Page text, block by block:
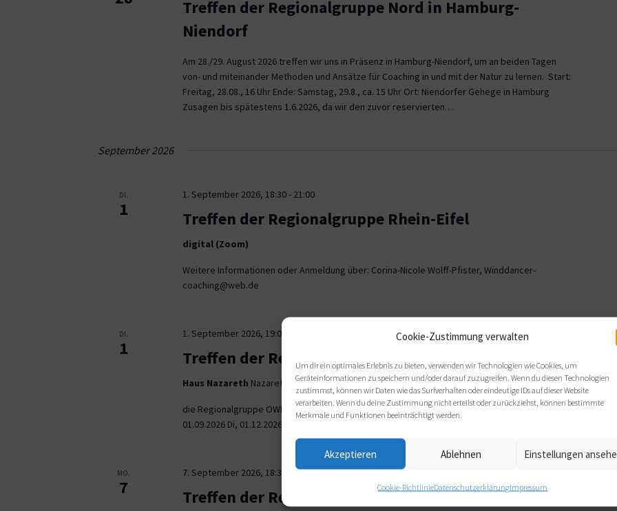
Cookie-Zustimmung verwalten
Um dir ein optimales Erlebnis zu bieten, verwenden wir Technologien wie Cookies, um
Geräteinformationen zu speichern und/oder darauf zuzugreifen. Wenn du diesen Technologien
zustimmst, können wir Daten wie das Surfverhalten oder eindeutige IDs auf dieser Website
verarbeiten. Wenn du deine Zustimmung nicht erteilst oder zurückziehst, können bestimmte
Merkmale und Funktionen beeinträchtigt werden.
Akzeptieren Ablehnen Einstellungen
Cookie-RichtlinieDatenschutzerklärungImpressum
Treffen der Regionalgruppe Nord in Hamburg-
Niendorf
Am 28./29. August 2026 treffen wir uns in Präsenz in Hamburg-Niendorf, um an beiden Tagen
von- und miteinander Methoden und Ansätze für Coaching in und mit der Natur zu lernen. Start:
Freitag, 28.08., 16 Uhr Ende: Samstag, 29.8., ca. 15 Uhr Ort: Niendorfer Gehege in Hamburg
Zusagen bis spätestens 1.6.2026, da wir den zuvor reservierten…
September 2026
DI.
1
1. September 2026, 18:30- 21:00
Treffen der Regionalgruppe Rhein-Eifel
digital (Zoom)
Weitere Informationen oder Anmeldung über: Corina-Nicole Wolff-Pfister, Winddancer-
coaching@web.de
DI.
1
1. September 2026, 19:00
Treffen der Regionalgruppe OWL
Haus Nazareth Nazarethweg 5, Bielefeld
die Regionalgruppe OWL trifft sich wie gewohnt im Haus Nazareth an folgenden Terminen: Di,
01.09.2026 Di, 01.12.2026 jeweils von 19 bis 21 Uhr.
MO.
7
7. September 2026, 18:30 21:30
Treffen der Regionalgruppe Paderborn